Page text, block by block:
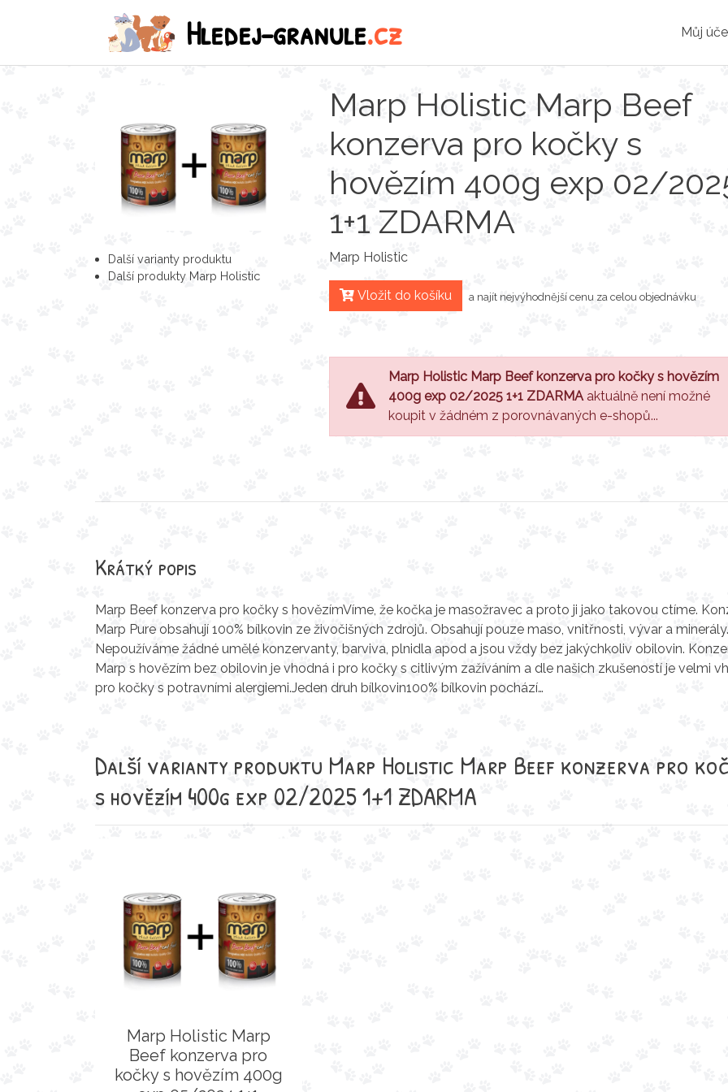
Hledej-granule.cz Můj
Další varianty produktu
Další produkty Marp Holistic
Marp Holistic Marp Beef
konzerva pro kočky s
hovězím 400g exp 02/
1+1 ZDARMA
Marp Holistic
Vložit do košíku a najít nejvýhodnější cenu za celou objednávku
Marp Holistic Marp Beef konzerva pro kočky s hovězím
400g exp 02/2025 1+1 ZDARMAaktuálně není možné
koupit v žádném z porovnávaných e-shopů...
Krátký popis
Marp Beef konzerva pro kočky s hovězímVíme, že kočka je masožravec a proto ji jako takovou ctíme.
Marp Pure obsahují 100% bílkovin ze živočišných zdrojů. Obsahují pouze maso, vnitřnosti, vývar a minerály.
Nepoužíváme žádné umělé konzervanty, barviva, plnidla apod a jsou vždy bez jakýchkoliv obilovin.
Marp s hovězím bez obilovin je vhodná i pro kočky s citlivým zažíváním a dle našich zkušeností je velmi
pro kočky s potravními alergiemi.Jeden druh bílkovin100% bílkovin pochází…
Další varianty produktu Marp Holistic Marp Beef konzerva pro
s hovězím 400g exp 02/2025 1+1 ZDARMA
Marp Holistic Marp
Beef konzerva pro
kočky s hovězím 400g